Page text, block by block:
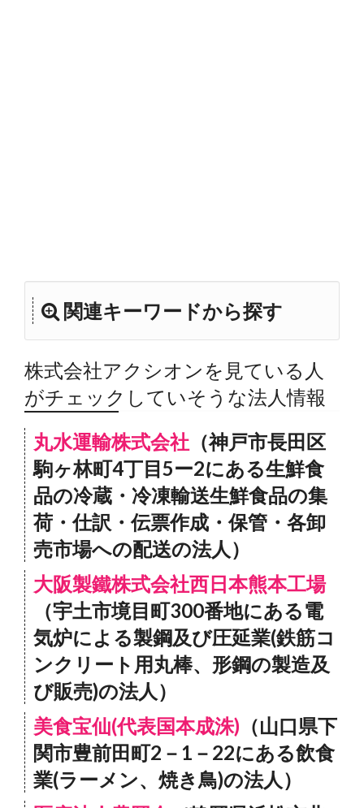
関連キーワードから探す
株式会社アクシオンを見ている人
がチェックしていそうな法人情報
丸水運輸株式会社 （神戸市長田区
駒ヶ林町4丁目5ー2にある生鮮食
品の冷蔵・冷凍輸送生鮮食品の集
荷・仕訳・伝票作成・保管・各卸
売市場への配送の法人）
大阪製鐵株式会社西日本熊本工場
（宇土市境目町300番地にある電
気炉による製鋼及び圧延業(鉄筋コ
ンクリート用丸棒、形鋼の製造及
び販売)の法人）
美食宝仙(代表国本成洙) （山口県下
関市豊前田町2－1－22にある飲食
業(ラーメン、焼き鳥)の法人）